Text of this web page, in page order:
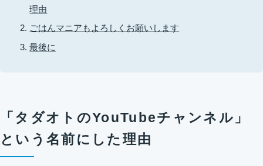
理由
ごはんマニアもよろしくお願いします
最後に
「タダオトのYouTubeチャンネル」
という名前にした理由